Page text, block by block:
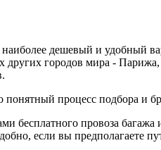
наиболее дешевый и
городов мира -
процесс подбора и
бесплатного провоза
если вы предполагаете